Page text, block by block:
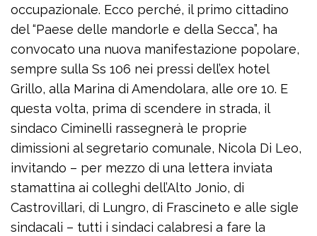
occupazionale. Ecco perché, il primo cittadino
del “Paese delle mandorle e della Secca”, ha
convocato una nuova manifestazione popolare,
sempre sulla Ss 106 nei pressi dell’ex hotel
Grillo, alla Marina di Amendolara, alle ore 10. E
questa volta, prima di scendere in strada, il
sindaco Ciminelli rassegnerà le proprie
dimissioni al segretario comunale, Nicola Di Leo,
invitando – per mezzo di una lettera inviata
stamattina ai colleghi dell’Alto Jonio, di
Castrovillari, di Lungro, di Frascineto e alle sigle
sindacali – tutti i sindaci calabresi a fare la